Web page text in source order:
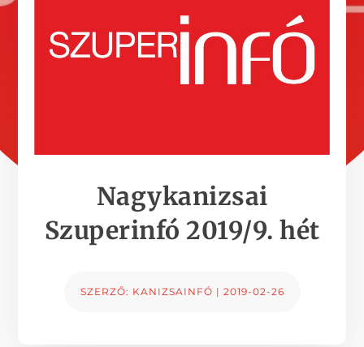
Nagykanizsai
Szuperinfó 2019/9. hét
SZERZŐ: KANIZSAINFÓ | 2019-02-26